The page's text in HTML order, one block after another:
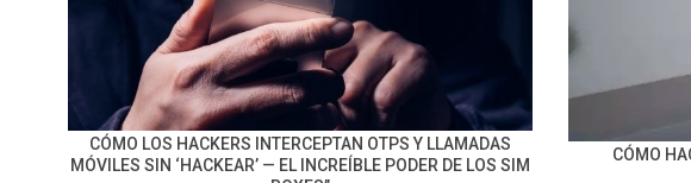
CÓMO LOS HACKERS INTERCEPTAN OTPS Y LLAMADAS
MÓVILES SIN ‘HACKEAR’ — EL INCREÍBLE PODER DE LOS SIM
CÓMO